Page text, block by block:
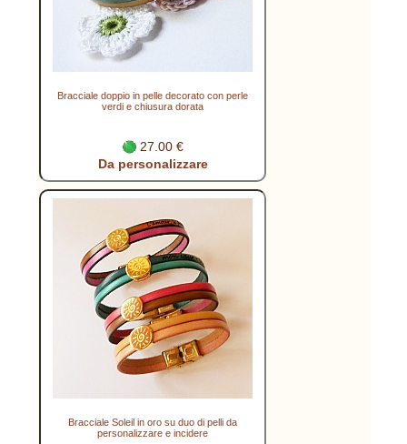
Bracciale doppio in pelle decorato con perle
verdi e chiusura dorata
27.00 €
Da personalizzare
Bracciale Soleil in oro su duo di pelli da
personalizzare e incidere